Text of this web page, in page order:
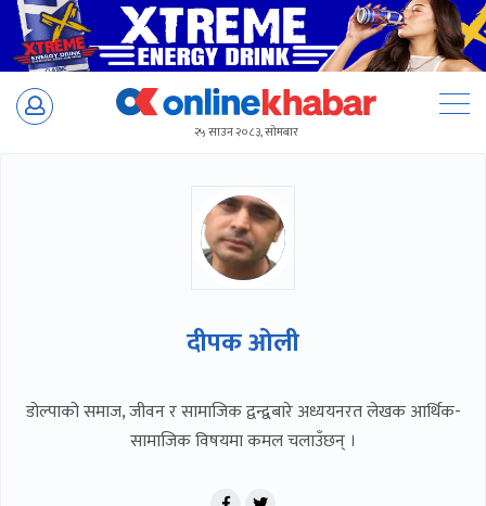
Skip
२५ साउन २०८३, सोमबार
दीपक ओली
डोल्पाको समाज, जीवन र सामाजिक द्वन्द्वबारे अध्ययनरत लेखक आर्थिक-
सामाजिक विषयमा कमल चलाउँछन् ।